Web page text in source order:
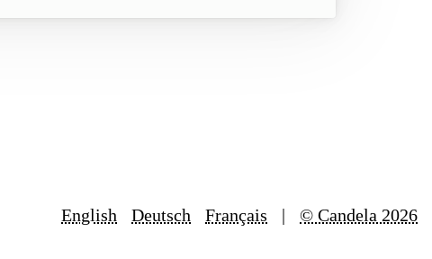
English Deutsch Français | © Candela 2026